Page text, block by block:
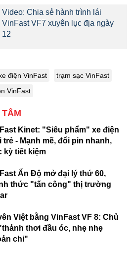
Video: Chia sẻ hành trình lái
VinFast VF7 xuyên lục địa ngày
12
điện VinFast
trạm sạc VinFast
VinFast
Kinet: "Siêu phẩm" xe điện
trẻ - Mạnh mẽ, đổi pin nhanh,
kỳ tiết kiệm
Ấn Độ mở đại lý thứ 60,
thức "tấn công" thị trường
Việt bằng VinFast VF 8: Chủ
thơi đầu óc, nhẹ nhẹ
chi"